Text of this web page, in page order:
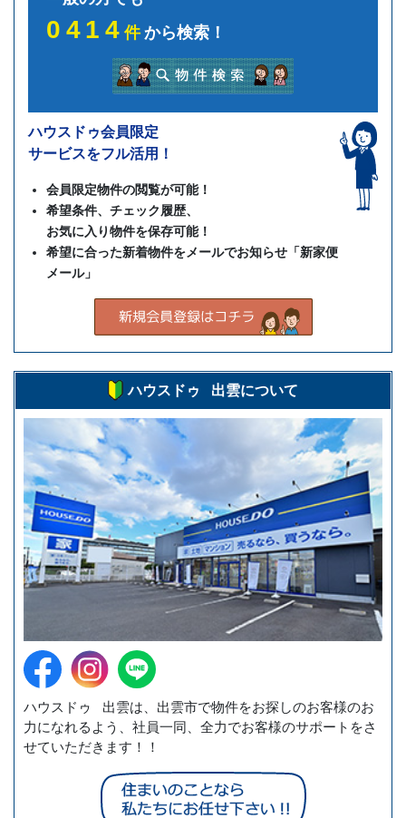
0414件から検索！
ハウスドゥ会員限定
サービスをフル活用！
会員限定物件の閲覧が可能！
希望条件、チェック履歴、
お気に入り物件を保存可能！
希望に合った新着物件をメールでお知らせ「新家便
メール」
ハウスドゥ 出雲について
ハウスドゥ 出雲は、出雲市で物件をお探しのお客様のお
力になれるよう、社員一同、全力でお客様のサポートをさ
せていただきます！！